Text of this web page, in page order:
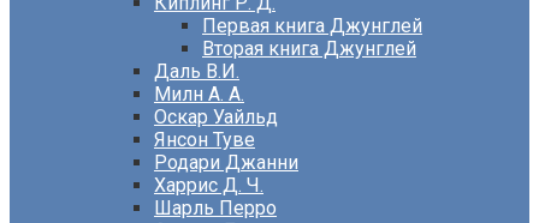
Первая книга Джунглей
Вторая книга Джунглей
Даль В.И.
Милн А. А.
Оскар Уайльд
Янсон Туве
Родари Джанни
Харрис Д. Ч.
Шарль Перро